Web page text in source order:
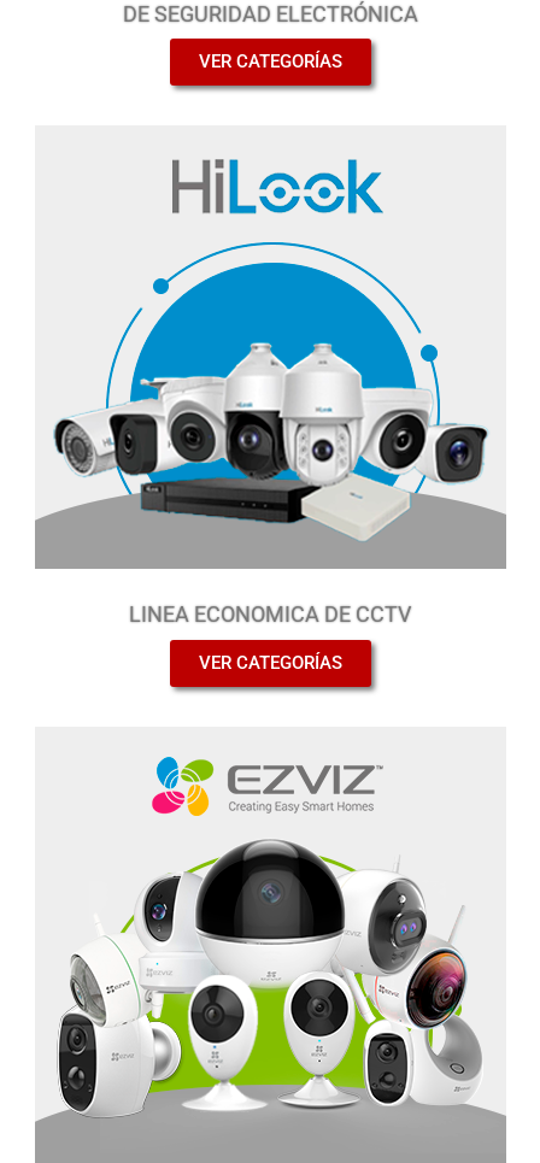
DE SEGURIDAD ELECTRÓNICA
VER CATEGORÍAS
LINEA ECONOMICA DE CCTV
VER CATEGORÍAS